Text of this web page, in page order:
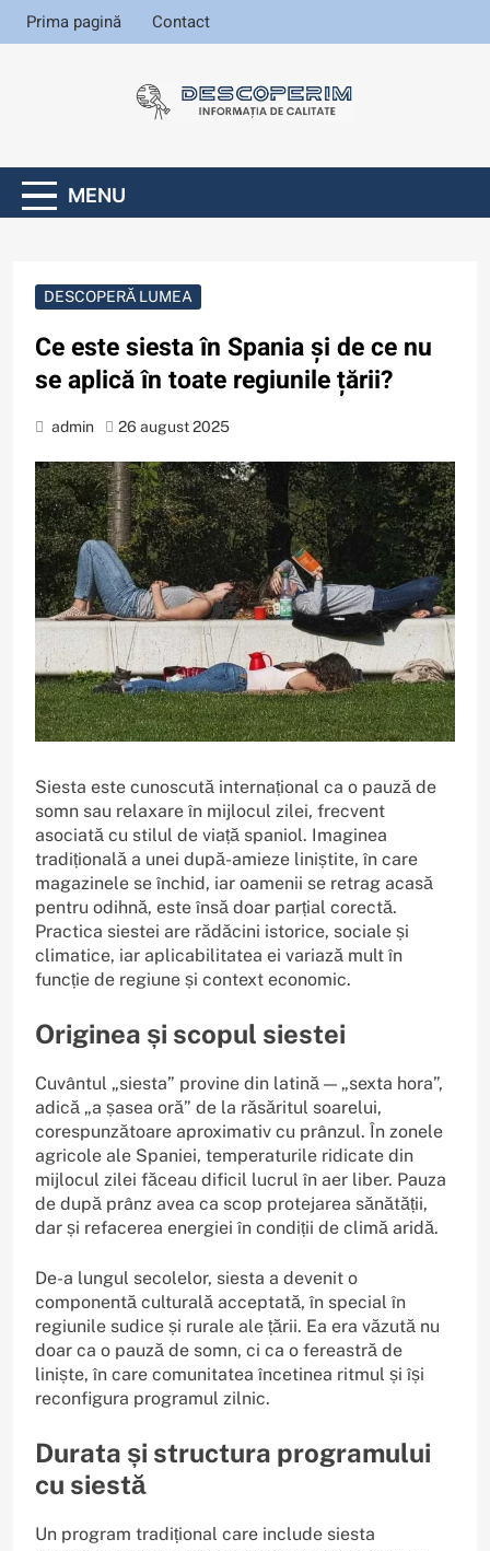
Skip
to
Prima pagină Contact
Descoperim.ro
MENU
DESCOPERĂ LUMEA
Ce este siesta în Spania și de ce nu
se aplică în toate regiunile țării?
admin 26 august 2025
Siesta este cunoscută internațional ca o pauză de
somn sau relaxare în mijlocul zilei, frecvent
asociată cu stilul de viață spaniol. Imaginea
tradițională a unei după-amieze liniștite, în care
magazinele se închid, iar oamenii se retrag acasă
pentru odihnă, este însă doar parțial corectă.
Practica siestei are rădăcini istorice, sociale și
climatice, iar aplicabilitatea ei variază mult în
funcție de regiune și context economic.
Originea și scopul siestei
Cuvântul „siesta” provine din latină — „sexta hora”,
adică „a șasea oră” de la răsăritul soarelui,
corespunzătoare aproximativ cu prânzul. În zonele
agricole ale Spaniei, temperaturile ridicate din
mijlocul zilei făceau dificil lucrul în aer liber. Pauza
de după prânz avea ca scop protejarea sănătății,
dar și refacerea energiei în condiții de climă aridă.
De-a lungul secolelor, siesta a devenit o
componentă culturală acceptată, în special în
regiunile sudice și rurale ale țării. Ea era văzută nu
doar ca o pauză de somn, ci ca o fereastră de
liniște, în care comunitatea încetinea ritmul și își
reconfigura programul zilnic.
Durata și structura programului
cu siestă
Un program tradițional care include siesta